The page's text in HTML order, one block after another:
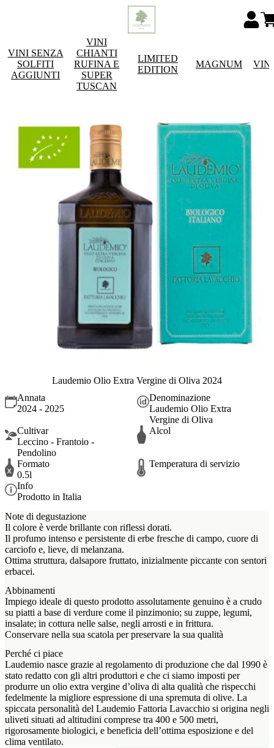
VINI SENZA
SOLFITI
AGGIUNTI
VINI
CHIANTI
RUFINA E
SUPER
TUSCAN
LIMITED
EDITION
MAGNUM
Laudemio Olio Extra Vergine di Oliva 2024
Annata
2024 - 2025
Denominazione
Laudemio Olio Extra
Vergine di Oliva
Cultivar
Leccino - Frantoio -
Pendolino
Alcol
Formato
0.5l
Temperatura di servizio
Info
Prodotto in Italia
Note di degustazione
Il colore è verde brillante con riflessi dorati.
Il profumo intenso e persistente di erbe fresche di campo, cuore di
carciofo e, lieve, di melanzana.
Ottima struttura, dalsapore fruttato, inizialmente piccante con sentori
erbacei.
Abbinamenti
Impiego ideale di questo prodotto assolutamente genuino è a crudo
su piatti a base di verdure come il pinzimonio; su zuppe, legumi,
insalate; in cottura nelle salse, negli arrosti e in frittura.
Conservare nella sua scatola per preservare la sua qualità
Perché ci piace
Laudemio nasce grazie al regolamento di produzione che dal 1990 è
stato redatto con gli altri produttori e che ci siamo imposti per
produrre un olio extra vergine d’oliva di alta qualità che rispecchi
fedelmente la migliore espressione di una spremuta di olive. La
spiccata personalità del Laudemio Fattoria Lavacchio si origina negli
uliveti situati ad altitudini comprese tra 400 e 500 metri,
rigorosamente biologici, e beneficia dell’ottima esposizione e del
clima ventilato.